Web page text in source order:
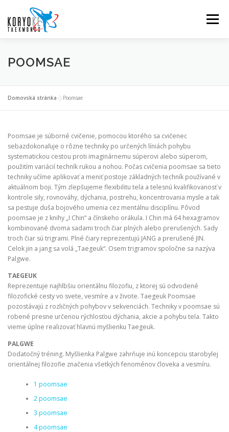
obsah
Menu
TRÉNINGY
VIAC O TAEKWONDE
GDPR
POOMSAE
Domovská stránka »Poomsae
Poomsae je súborné cvičenie, pomocou ktorého sa cvičenec
sebazdokonaľuje o rôzne techniky po určených líniách pohybu
systematickou cestou proti imaginárnemu súperovi alebo súperom,
použitím variácií techník rukou a nohou. Počas cvičenia poomsae sa tieto
techniky učíme aplikovať a meniť postoje základných techník používané v
aktuálnom boji. Tým zlepšujeme flexibilitu tela a telesnú kvalifikovanosť v
kontrole sily, rovnováhy, dýchania, postrehu, koncentrovania mysle a tak
sa pestuje duša bojového umenia cez mentálnu disciplínu. Pôvod
poomsae je z knihy „I Chin“ a čínskeho orákula. I Chin má 64 hexagramov
kombinované dvoma sadami troch čiar plných alebo prerušených. Sady
troch čiar sú trigrami. Plné čiary reprezentujú JANG a prerušené JIN.
Celok jin a jang sa volá „Taegeuk“. Osem trigramov spoločne sa nazýva
Palgwe.
TAEGEUK
Reprezentuje najhlbšiu orientálnu filozofiu, z ktorej sú odvodené
filozofické cesty vo svete, vesmíre a v živote. Taegeuk Poomsae
pozostávajú z rozličných pohybov v sekvenciách. Techniky v poomsae sú
robené presne určenou rýchlosťou dýchania, akcie a pohybu tela. Takto
vieme úplne realizovať hlavnú myšlienku Taegeuk.
PALGWE
Dodatočný tréning. Myšlienka Palgwe zahrňuje inú koncepciu starobylej
orientálnej filozofie značenia všetkých fenoménov človeka a vesmíru.
1 poomsae
2 poomsae
3 poomsae
4 poomsae